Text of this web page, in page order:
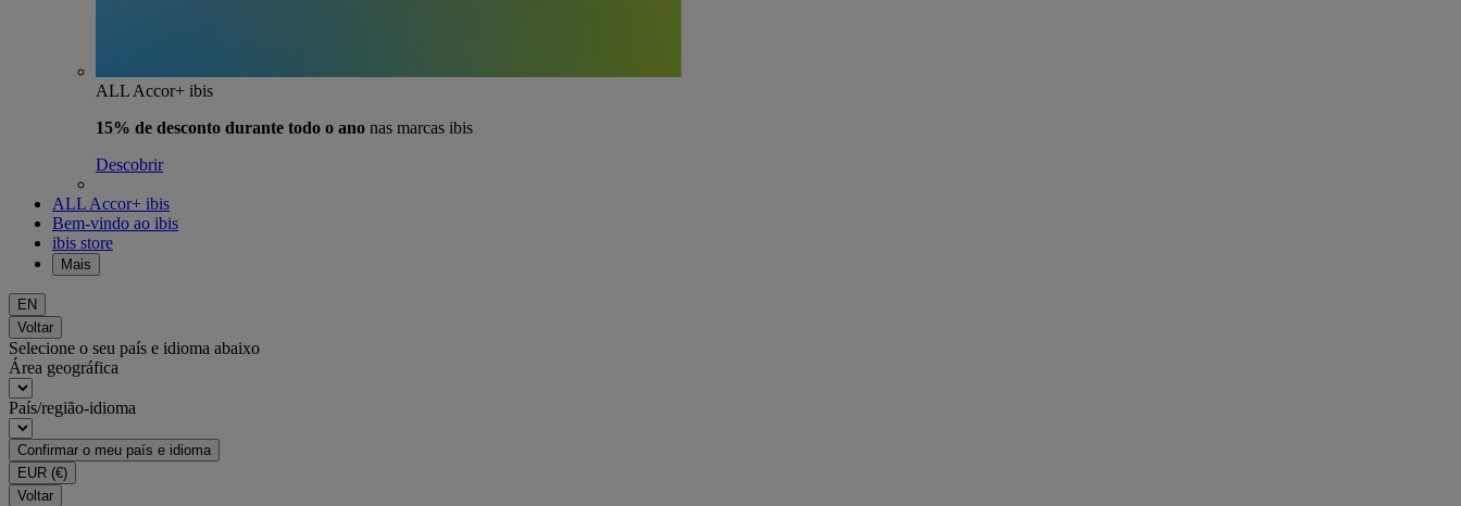
ALL Accor+ ibis
15% de desconto durante todo o ano nas marcas ibis
Descobrir
ALL Accor+ ibis
Bem-vindo ao ibis
ibis store
Mais
EN
Voltar
Selecione o seu país e idioma abaixo
Área geográfica
País/região-idioma
Confirmar o meu país e idioma
EUR (€)
Voltar